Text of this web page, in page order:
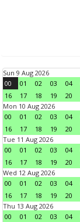
Sun 9 Aug 2026
00
01 02 03 04
16
17 18 19 20
Mon 10 Aug 2026
00
01 02 03 04
16
17 18 19 20
Tue 11 Aug 2026
00
01 02 03 04
16
17 18 19 20
Wed 12 Aug 2026
00
01 02 03 04
16
17 18 19 20
Thu 13 Aug 2026
00
01 02 03 04